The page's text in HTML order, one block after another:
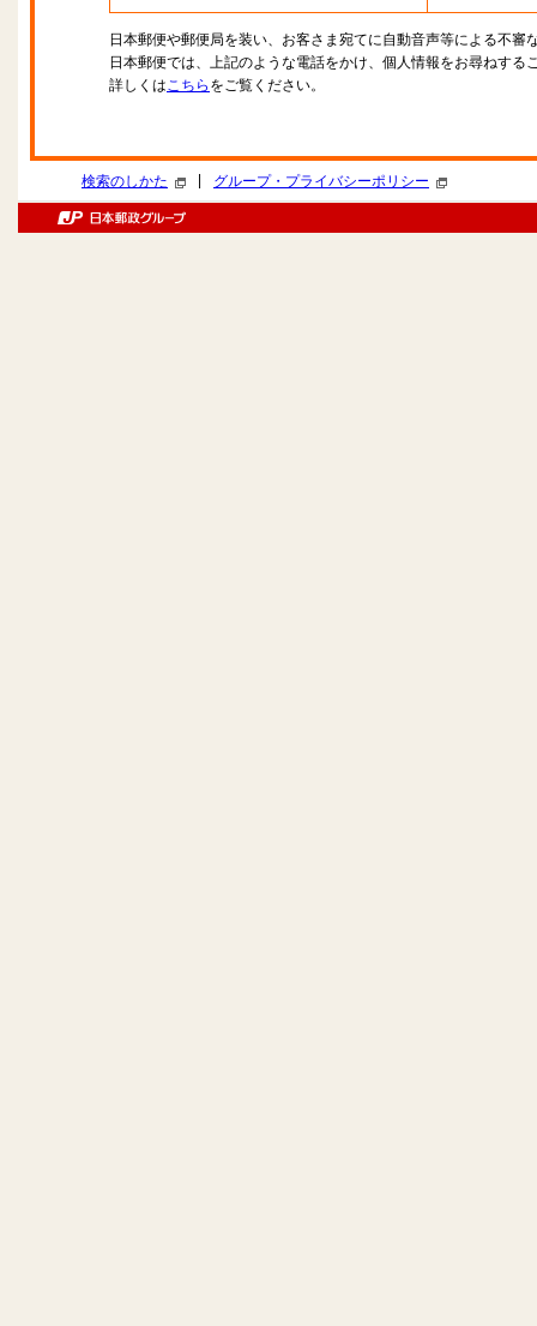
日本郵便や郵便局を装い、お客さま宛てに自動音声等による不審
日本郵便では、上記のような電話をかけ、個人情報をお尋ねする
詳しくはこちら をご覧ください。
検索のしかた グループ・プライバシーポリシー